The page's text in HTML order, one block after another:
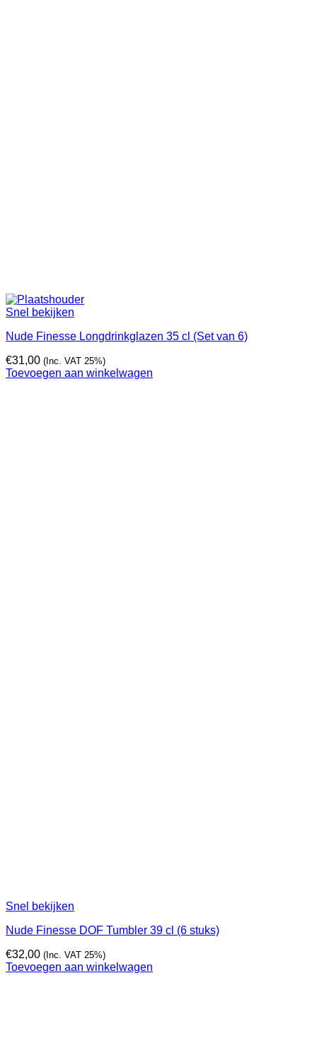
Snel bekijken
Nude Finesse Longdrinkglazen 35 cl (Set van 6)
€31,00 (Inc. VAT 25%)
Toevoegen aan winkelwagen
Snel bekijken
Nude Finesse DOF Tumbler 39 cl (6 stuks)
€32,00 (Inc. VAT 25%)
Toevoegen aan winkelwagen